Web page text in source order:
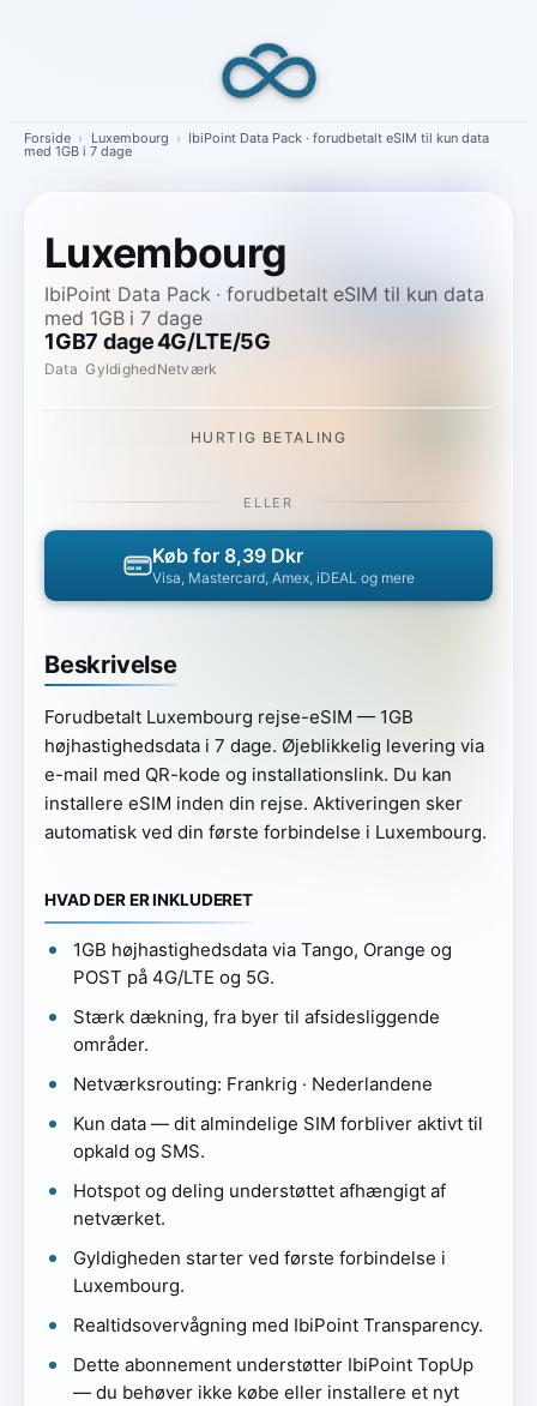
Forside › Luxembourg › IbiPoint Data Pack · forudbetalt eSIM til kun data
med 1GB i 7 dage
Luxembourg
IbiPoint Data Pack · forudbetalt eSIM til kun data
med 1GB i 7 dage
1GB
Data
7 dage
Gyldighed
4G/LTE/5G
Netværk
Beskrivelse
Forudbetalt Luxembourg rejse-eSIM — 1GB
højhastighedsdata i 7 dage. Øjeblikkelig levering via
e-mail med QR-kode og installationslink. Du kan
installere eSIM inden din rejse. Aktiveringen sker
automatisk ved din første forbindelse i Luxembourg.
HVAD DER ER INKLUDERET
1GB højhastighedsdata via Tango, Orange og
POST på 4G/LTE og 5G.
Stærk dækning, fra byer til afsidesliggende
områder.
Netværksrouting: Frankrig · Nederlandene
Kun data — dit almindelige SIM forbliver aktivt til
opkald og SMS.
Hotspot og deling understøttet afhængigt af
netværket.
Gyldigheden starter ved første forbindelse i
Luxembourg.
Realtidsovervågning med IbiPoint Transparency.
Dette abonnement understøtter IbiPoint TopUp
— du behøver ikke købe eller installere et nyt
HURTIG BETALING
ELLER
Køb for 8,39 Dkr
Visa, Mastercard, Amex, iDEAL og mere